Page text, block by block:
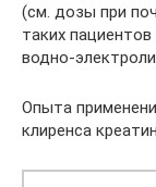
(см. дозы при
таких
водно-
Опыта
клиренса